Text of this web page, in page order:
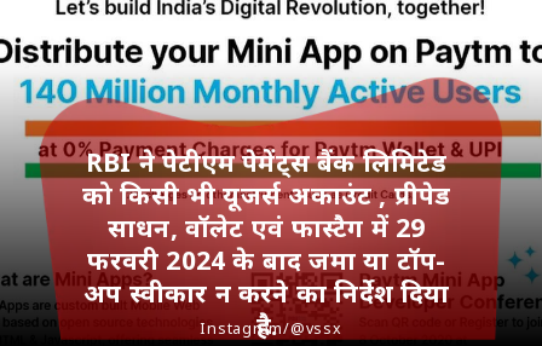
RBI ने पेटीएम पेमेंट्स बैंक लिमिटेड
को किसी भी यूजर्स अकाउंट , प्रीपेड
साधन, वॉलेट एवं फास्टैग में 29
फरवरी 2024 के बाद जमा या टॉप-
अप स्वीकार न करने का निर्देश दिया
है.
Instagram/@vssx